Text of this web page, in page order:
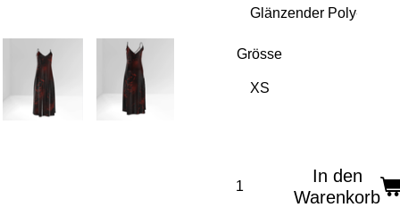
Grösse
In den
Warenkorb